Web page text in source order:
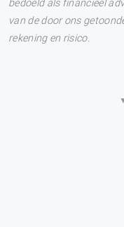
bedoeld als financieel
van de door ons
rekening en risico.